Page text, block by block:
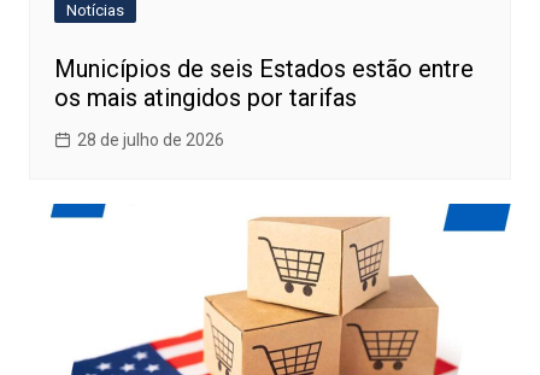
Notícias
Municípios de seis Estados estão entre
os mais atingidos por tarifas
28 de julho de 2026